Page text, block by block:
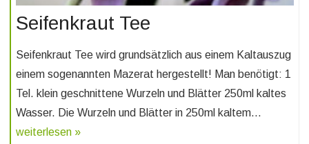
Seifenkraut Tee
Seifenkraut Tee wird grundsätzlich aus einem Kaltauszug
einem sogenannten Mazerat hergestellt! Man benötigt: 1
Tel. klein geschnittene Wurzeln und Blätter 250ml kaltes
Wasser. Die Wurzeln und Blätter in 250ml kaltem…
weiterlesen »